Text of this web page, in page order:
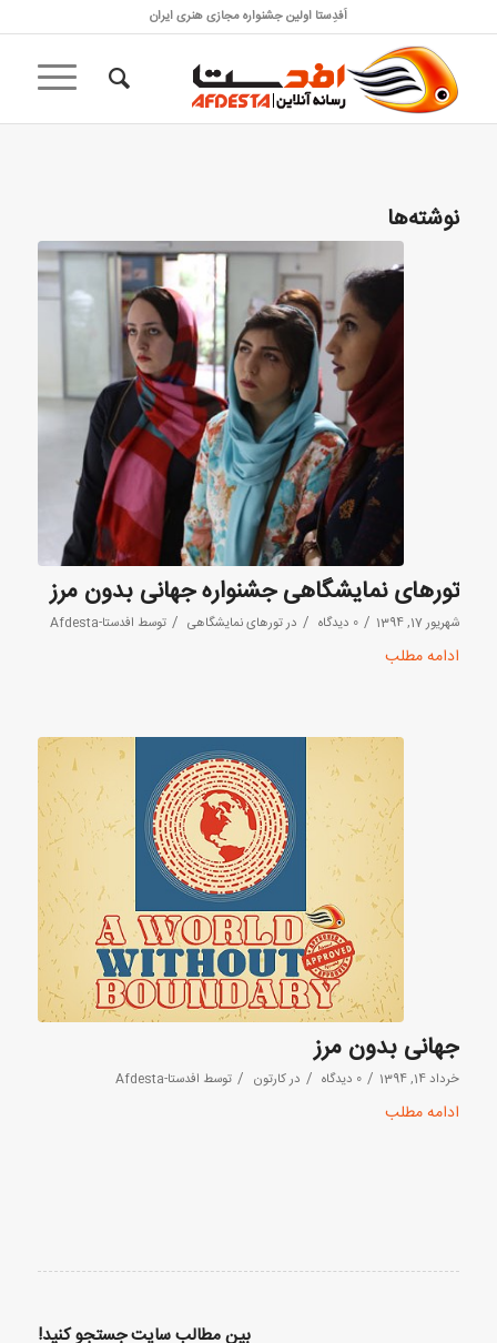
اَفدِستا اولین جشنواره مجازی هنری ایران
نوشته‌ها
تورهای نمایشگاهی جشنواره جهانی بدون مرز
شهریور 17, 1394 / 0 دیدگاه / در تورهای نمایشگاهی / توسط افدستا-Afdesta
ادامه مطلب
جهانی بدون مرز
خرداد 14, 1394 / 0 دیدگاه / درکارتون / توسط افدستا-Afdesta
ادامه مطلب
بین مطالب سایت جستجو کنید!